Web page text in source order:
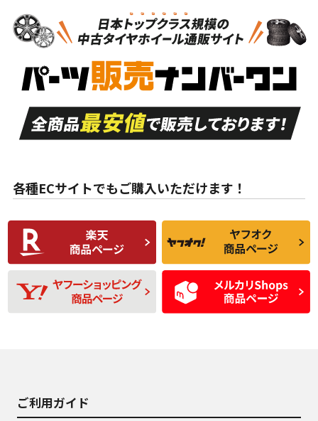
S
品）
S
新車外し品（新古
付き
A
走行距離も少なく、
目立つ傷もほとんど
ない中古品
A
走行距離も少なく、
非常に状態の良い中
古品
な中古品
んどない中古品
C
使用感や傷があり、
比較的きれいな中古
品
C
偏磨耗・劣化は感じ
られるが、使用に問
題のない中古品
D
使用感や目立つ傷が
あり、一般的な中古
品
D
残り溝も少なく、偏
磨耗がみられ、短期
間使用できるくらい
の中古品
各種ECサイトでもご購入いただけます！
ご利用ガイド